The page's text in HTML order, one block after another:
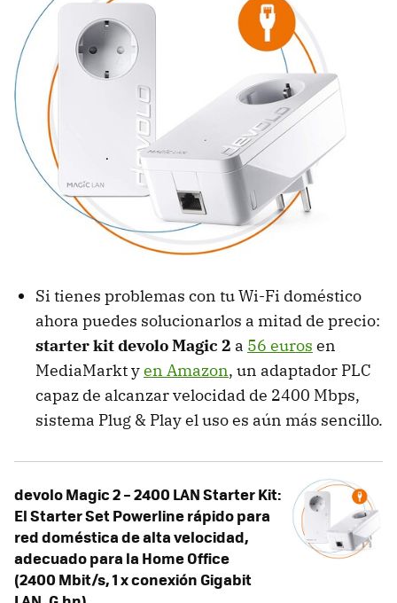
Si tienes problemas con tu Wi-Fi doméstico
ahora puedes solucionarlos a mitad de precio:
starter kit devolo Magic 2 a 56 euros en
MediaMarkt yen Amazon, un adaptador PLC
capaz de alcanzar velocidad de 2400 Mbps,
sistema Plug & Play el uso es aún más sencillo.
devolo Magic 2 – 2400 LAN Starter Kit:
El Starter Set Powerline rápido para
red doméstica de alta velocidad,
adecuado para la Home Office
(2400 Mbit/s, 1 x conexión Gigabit